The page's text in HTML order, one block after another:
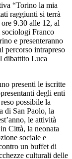
“Torino la mia
raggiunti si terrà
9.30 alle 12, al
Franco
e presenteranno
percorso intrapreso
dibattito Luca
presenti le iscritte
degli enti
possibile la
di San Paolo, la
le attività
Città, la neonata
sociale e
un buffet di
culturali delle